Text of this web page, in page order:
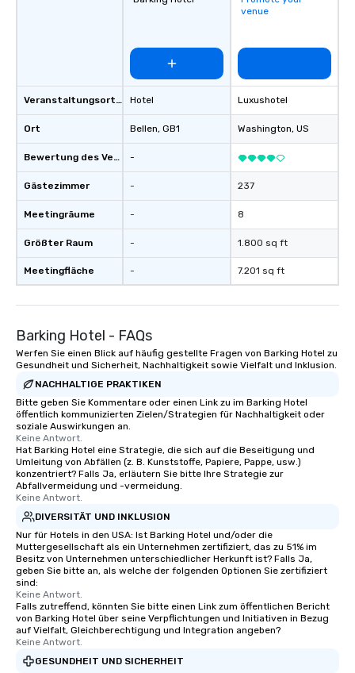
Veranstaltungsortstyp
Ort
Bewertung des Veranstaltungsortes
Gästezimmer
Meetingräume
Größter Raum
Meetingfläche
Hotel
Bellen, GB1
-
-
-
-
-
venue
Luxushotel
Washington, US
237
8
1.800 sq ft
7.201 sq ft
Barking Hotel - FAQs
Werfen Sie einen Blick auf häufig gestellte Fragen von Barking Hotel zu
Gesundheit und Sicherheit, Nachhaltigkeit sowie Vielfalt und Inklusion.
NACHHALTIGE PRAKTIKEN
Bitte geben Sie Kommentare oder einen Link zu im Barking Hotel
öffentlich kommunizierten Zielen/Strategien für Nachhaltigkeit oder
soziale Auswirkungen an.
Keine Antwort.
Hat Barking Hotel eine Strategie, die sich auf die Beseitigung und
Umleitung von Abfällen (z. B. Kunststoffe, Papiere, Pappe, usw.)
konzentriert? Falls Ja, erläutern Sie bitte Ihre Strategie zur
Abfallvermeidung und -vermeidung.
Keine Antwort.
DIVERSITÄT UND INKLUSION
Nur für Hotels in den USA: Ist Barking Hotel und/oder die
Muttergesellschaft als ein Unternehmen zertifiziert, das zu 51% im
Besitz von Unternehmen unterschiedlicher Herkunft ist? Falls Ja,
geben Sie bitte an, als welche der folgenden Optionen Sie zertifiziert
sind:
Keine Antwort.
Falls zutreffend, könnten Sie bitte einen Link zum öffentlichen Bericht
von Barking Hotel über seine Verpflichtungen und Initiativen in Bezug
auf Vielfalt, Gleichberechtigung und Integration angeben?
Keine Antwort.
GESUNDHEIT UND SICHERHEIT